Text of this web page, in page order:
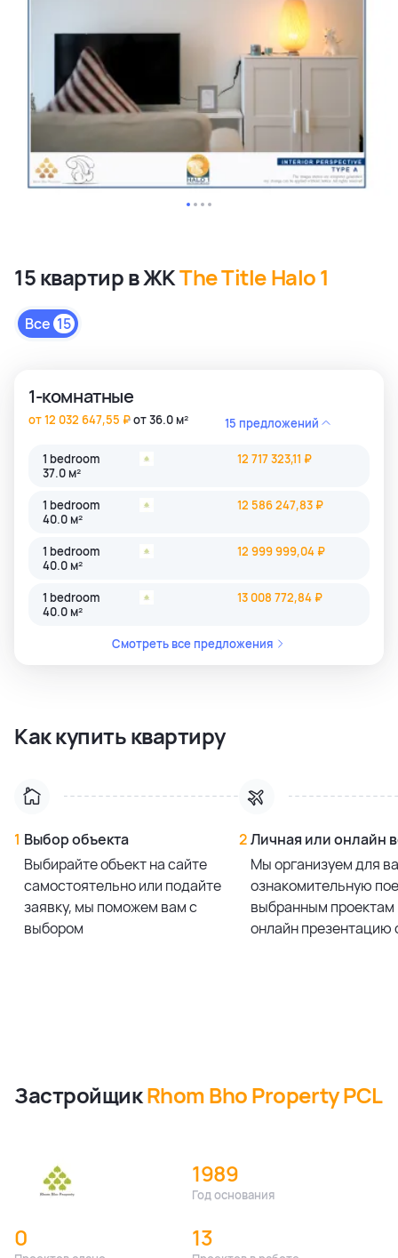
15 квартир в ЖКThe Title Halo 1
Все 15
1-комнатные
от 36.0 м²
от 12 032 647,55 ₽ 15 предложений
1 bedroom
37.0 м²
12 717 323,11 ₽
1 bedroom
40.0 м²
12 586 247,83 ₽
1 bedroom
40.0 м²
12 999 999,04 ₽
1 bedroom
40.0 м²
13 008 772,84 ₽
Смотреть все предложения
Как купить квартиру
1 Выбор объекта
Выбирайте объект на сайте
самостоятельно или подайте
заявку, мы поможем вам с
выбором
2Личная или онлайн
Мы организуем для
ознакомительную
выбранным проектам
онлайн презентацию
ЗастройщикRhom Bho Property PCL
1989
Год основания
0 13